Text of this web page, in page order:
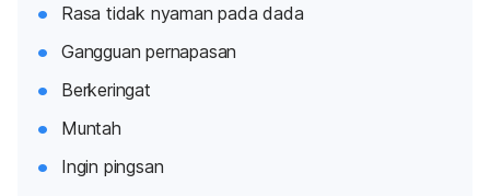
Rasa tidak nyaman pada dada
Gangguan pernapasan
Berkeringat
Muntah
Ingin pingsan